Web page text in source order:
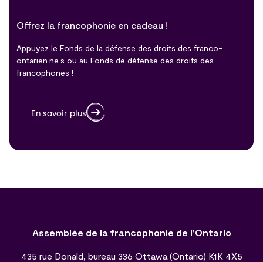
Offrez la francophonie en cadeau !
Appuyez le Fonds de la défense des droits des franco-
ontarien.ne.s ou au Fonds de défense des droits des
francophones !
En savoir plus
Assemblée de la francophonie de l’Ontario
435 rue Donald, bureau 336 Ottawa (Ontario) K1K 4X5